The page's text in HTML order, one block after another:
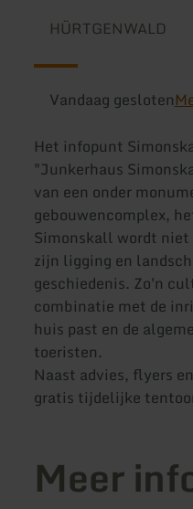
HÜRTGENWALD
Vandaag gesloten
Het infopunt
"Junkerhaus
van een onder
gebouwencomplex,
Simonskall wordt
zijn ligging en
geschiedenis. Zo'n
combinatie met de
huis past en de
toeristen.
Naast advies, flyers
gratis tijdelijke
Meer